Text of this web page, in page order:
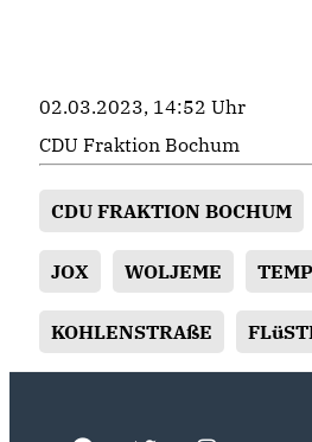
02.03.2023, 14:52 Uhr
CDU Fraktion Bochum
CDU FRAKTION BOCHUM
JOX WOLJEME
KOHLENSTRAßE